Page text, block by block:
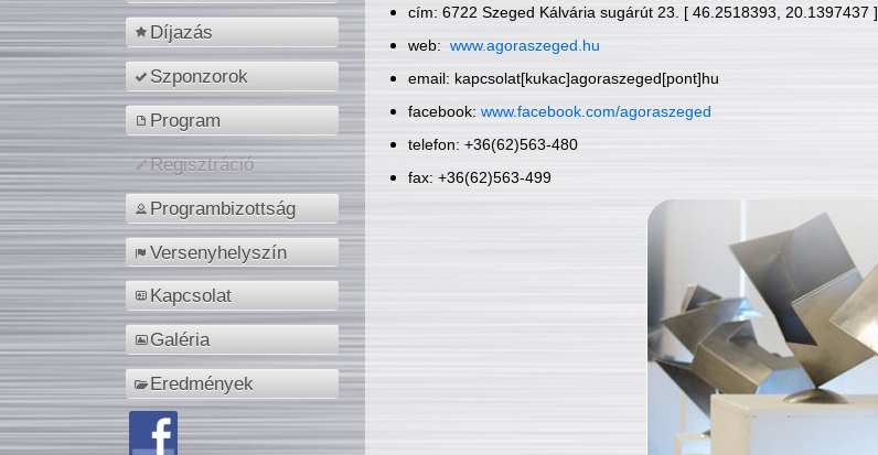
Díjazás
Szponzorok
Program
Regisztráció
Programbizottság
Versenyhelyszín
Kapcsolat
Galéria
Eredmények
cím: 6722 Szeged Kálvária sugárút 23. [ 46.2518393, 20.1397437 ]
web: www.agoraszeged.hu
email: kapcsolat[kukac]agoraszeged[pont]hu
facebook: www.facebook.com/agoraszeged
telefon: +36(62)563-480
fax: +36(62)563-499